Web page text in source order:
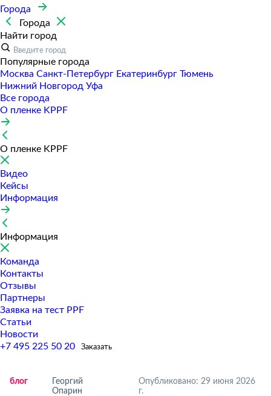
Города
Города
Найти город
Популярные города
Москва Санкт-Петербур Екатеринбур Тюмень
Нижний Новгород Уфа
Все города
О пленке KPPF
О пленке KPPF
Видео
Кейсы
Информация
Информация
Команда
Контакты
Отзывы
Партнеры
Заявка на тест PPF
Статьи
Новости
+7 495 225 50 20
Заказать
ло
Георгий
Опарин
Опубликовано: 29 июня 2026
.